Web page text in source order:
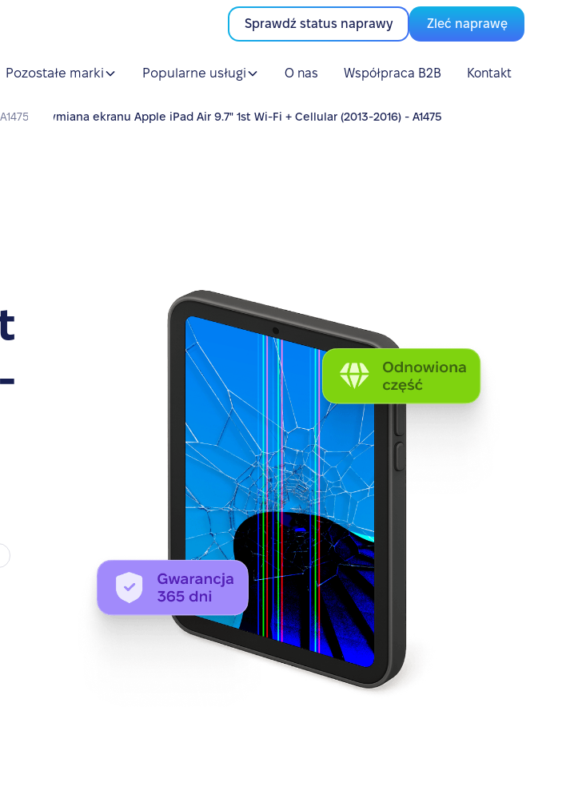
Sprawdź status naprawy Zleć naprawę
Pozostałe marki Popularne usługi O nas Współpraca B2B Kontakt
Wymiana ekranu Apple iPad Air 9.7" 1st Wi-Fi + Cellular (2013-2016) - A1475